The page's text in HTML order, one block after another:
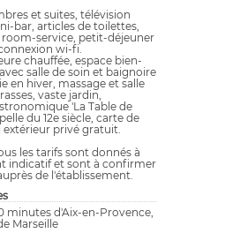
et suites, télévision
bar, articles de toilettes,
service, petit-déjeuner
wi-fi.
chauffée, espace bien-
salle de soin et baignoire
en hiver, massage et salle
vaste jardin,
'La Table de
du 12e siècle, carte de
extérieur privé gratuit.
les tarifs sont donnés à
indicatif et sont à confirmer
de l'établissement.
minutes d'Aix-en-Provence,
Marseille